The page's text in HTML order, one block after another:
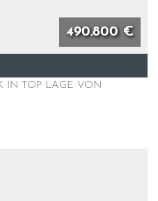
490.800 €
IN TOP LAGE VON